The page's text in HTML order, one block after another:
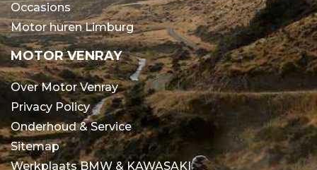
Occasions
Motor huren Limburg
MOTOR VENRAY
Over Motor Venray
Privacy Policy
Onderhoud & Service
Sitemap
Werkplaats BMW & KAWASAKI